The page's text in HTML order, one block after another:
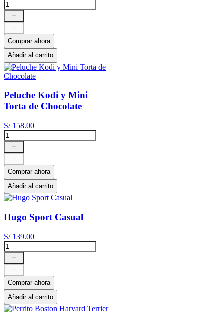
＋
－
Comprar ahora
Añadir al carrito
Peluche Kodi y Mini
Torta de Chocolate
S/ 158.00
＋
－
Comprar ahora
Añadir al carrito
Hugo Sport Casual
S/ 139.00
＋
－
Comprar ahora
Añadir al carrito